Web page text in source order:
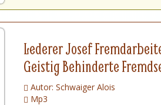
Lederer Josef
Geistig Behinderte
Autor: Schwaiger Alois
Mp3